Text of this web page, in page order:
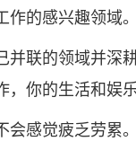
作的感兴趣领域。
联的领域并深耕
，你的生活和娱
感觉疲乏劳累。